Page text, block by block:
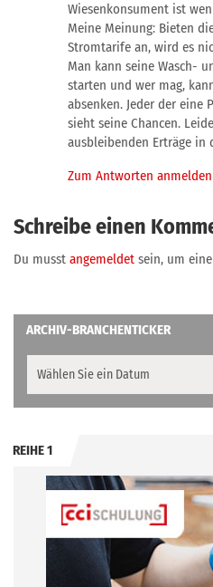
Wiesenkonsument ist
Meine Meinung: Bieten
Stromtarife an, wird es
Man kann seine Wasch-
starten und wer mag,
absenken. Jeder der eine
sieht seine Chancen.
ausbleibenden Erträge in
Zum Antworten anmelden
Schreibe einen
Du musst angemeldet sein, um
ARCHIV-BRANCHENTICKER
REIHE 1